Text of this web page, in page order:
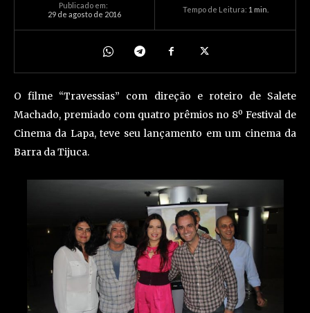
Publicado em:
29 de agosto de 2016
Tempo de Leitura: 1 min.
O filme “Travessias” com direção e roteiro de Salete
Machado, premiado com quatro prêmios no 8º Festival de
Cinema da Lapa, teve seu lançamento em um cinema da
Barra da Tijuca.